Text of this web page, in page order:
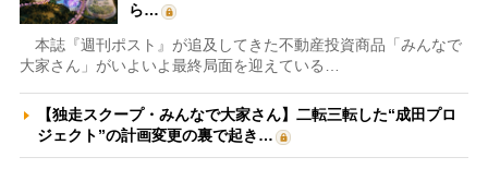
ら…
本誌『週刊ポスト』が追及してきた不動産投資商品「みんなで
大家さん」がいよいよ最終局面を迎えている…
【独走スクープ・みんなで大家さん】二転三転した“成田プロ
ジェクト”の計画変更の裏で起き…